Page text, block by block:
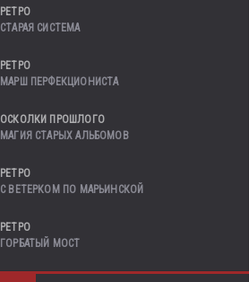
РЕТРО
СТАРАЯ СИСТЕМА
РЕТРО
МАРШ ПЕРФЕКЦИОНИСТА
ОСКОЛКИ ПРОШЛОГО
МАГИЯ СТАРЫХ АЛЬБОМОВ
РЕТРО
С ВЕТЕРКОМ ПО МАРЬИНСКОЙ
РЕТРО
ГОРБАТЫЙ МОСТ